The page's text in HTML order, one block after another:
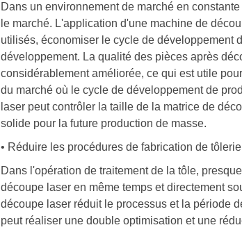
Dans un environnement de marché en
le marché. L'application d'une machine de
utilisés, économiser le cycle de développement
développement. La qualité des pièces après
considérablement améliorée, ce qui est utile
du marché où le cycle de développement de
laser peut contrôler la taille de la matrice de
solide pour la future production de masse.
• Réduire les procédures de fabrication de
Dans l'opération de traitement de la tôle,
découpe laser en même temps et directement
découpe laser réduit le processus et la période
peut réaliser une double optimisation et une